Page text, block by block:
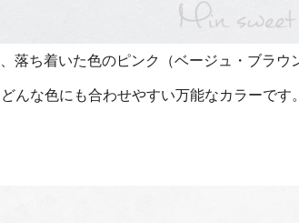
落ち着いた色のピンク（ベージュ・ブラウ
んな色にも合わせやすい万能なカラーです